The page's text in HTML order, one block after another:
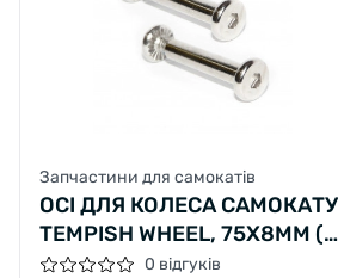
Запчастини для самокатів
ОСІ ДЛЯ КОЛЕСА САМОКАТУ
TEMPISH WHEEL, 75X8ММ (2
ШТ)
0 відгуків